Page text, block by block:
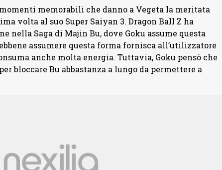
memorabili che danno a Vegeta la meritata
volta al suo Super Saiyan 3. Dragon Ball Z ha
nella Saga di Majin Bu, dove Goku assume questa
assumere questa forma fornisca all’utilizzatore
anche molta energia. Tuttavia, Goku pensò che
bloccare Bu abbastanza a lungo da permettere a